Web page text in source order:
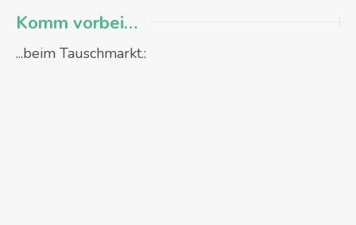
Komm vorbei…
...beim Tauschmarkt.: